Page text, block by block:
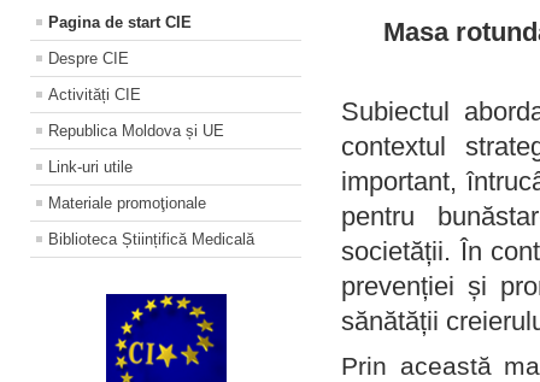
Pagina de start CIE
Despre CIE
Activități CIE
Republica Moldova și UE
Link-uri utile
Materiale promoţionale
Biblioteca Științifică Medicală
Masa
Subiectul
contextul
important,
pentru
societății. În
prevenției și
sănătății
Prin această